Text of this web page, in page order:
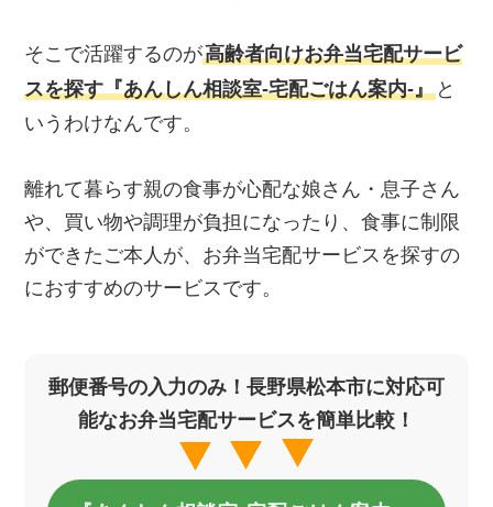
そこで活躍するのが高齢者向けお弁当宅配サービ
スを探す『あんしん相談室‐宅配ごはん案内‐』 と
いうわけなんです。
離れて暮らす親の食事が心配な娘さん・息子さん
や、買い物や調理が負担になったり、食事に制限
ができたご本人が、お弁当宅配サービスを探すの
におすすめのサービスです。
郵便番号の入力のみ！長野県松本市に対応可
能なお弁当宅配サービスを簡単比較！